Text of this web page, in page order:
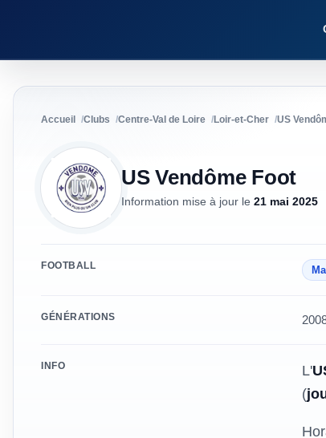
Accueil Clubs Centre-Val de Loire Loir-et-Cher US
US Vendôme Foot
Information mise à jour le 21 mai 2025
FOOTBALL
GÉNÉRATIONS
INFO L'
(